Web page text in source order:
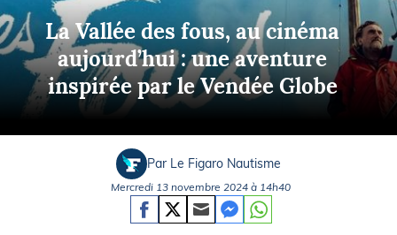
La Vallée des fous, au cinéma
aujourd’hui : une aventure
inspirée par le Vendée Globe
Par Le Figaro Nautisme
Mercredi 13 novembre 2024 à 14h40